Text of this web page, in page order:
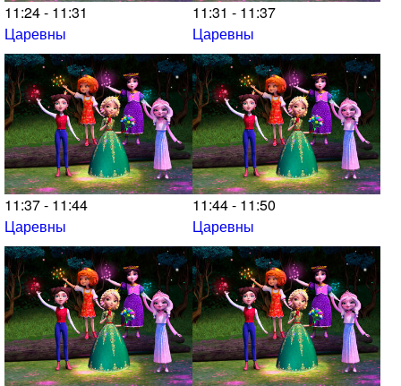
11:24 - 11:31
Царевны
11:31 - 11:37
Царевны
11:37 - 11:44
Царевны
11:44 - 11:50
Царевны